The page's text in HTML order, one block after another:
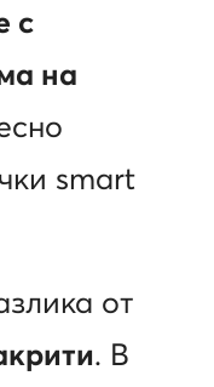
с
на
smart
от
. В